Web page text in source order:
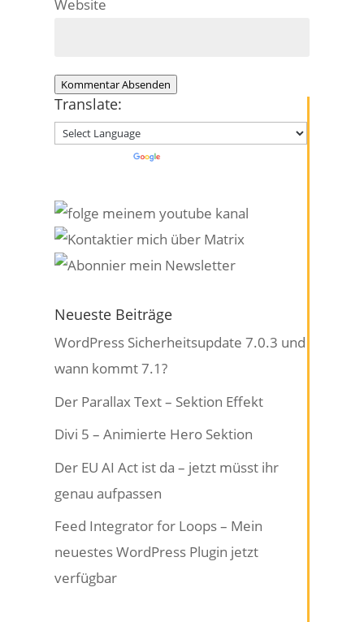
Website
Kommentar Absenden
Translate:
Powered by
Neueste Beiträge
WordPress Sicherheitsupdate 7.0.3 und
wann kommt 7.1?
Der Parallax Text – Sektion Effekt
Divi 5 – Animierte Hero Sektion
Der EU AI Act ist da – jetzt müsst ihr
genau aufpassen
Feed Integrator for Loops – Mein
neuestes WordPress Plugin jetzt
verfügbar